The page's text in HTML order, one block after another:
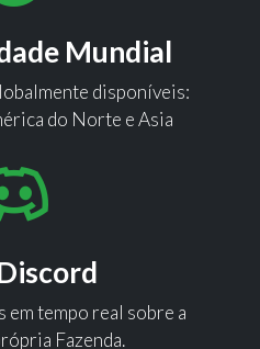
Mundial
disponíveis:
do Norte e Asia
em tempo real sobre a
Fazenda.